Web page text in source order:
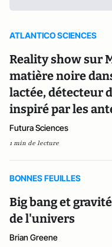
ATLANTICO SCIENCES
Reality show sur
matière noire
lactée, détecteur
inspiré par les
Futura Sciences
1 min de lecture
BONNES FEUILLES
Big bang et
de l'univers
Brian Greene